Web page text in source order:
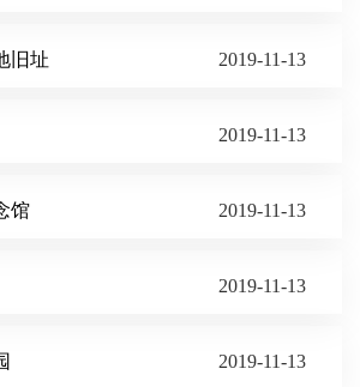
旧址 2019-11-13
2019-11-13
馆 2019-11-13
2019-11-13
2019-11-13